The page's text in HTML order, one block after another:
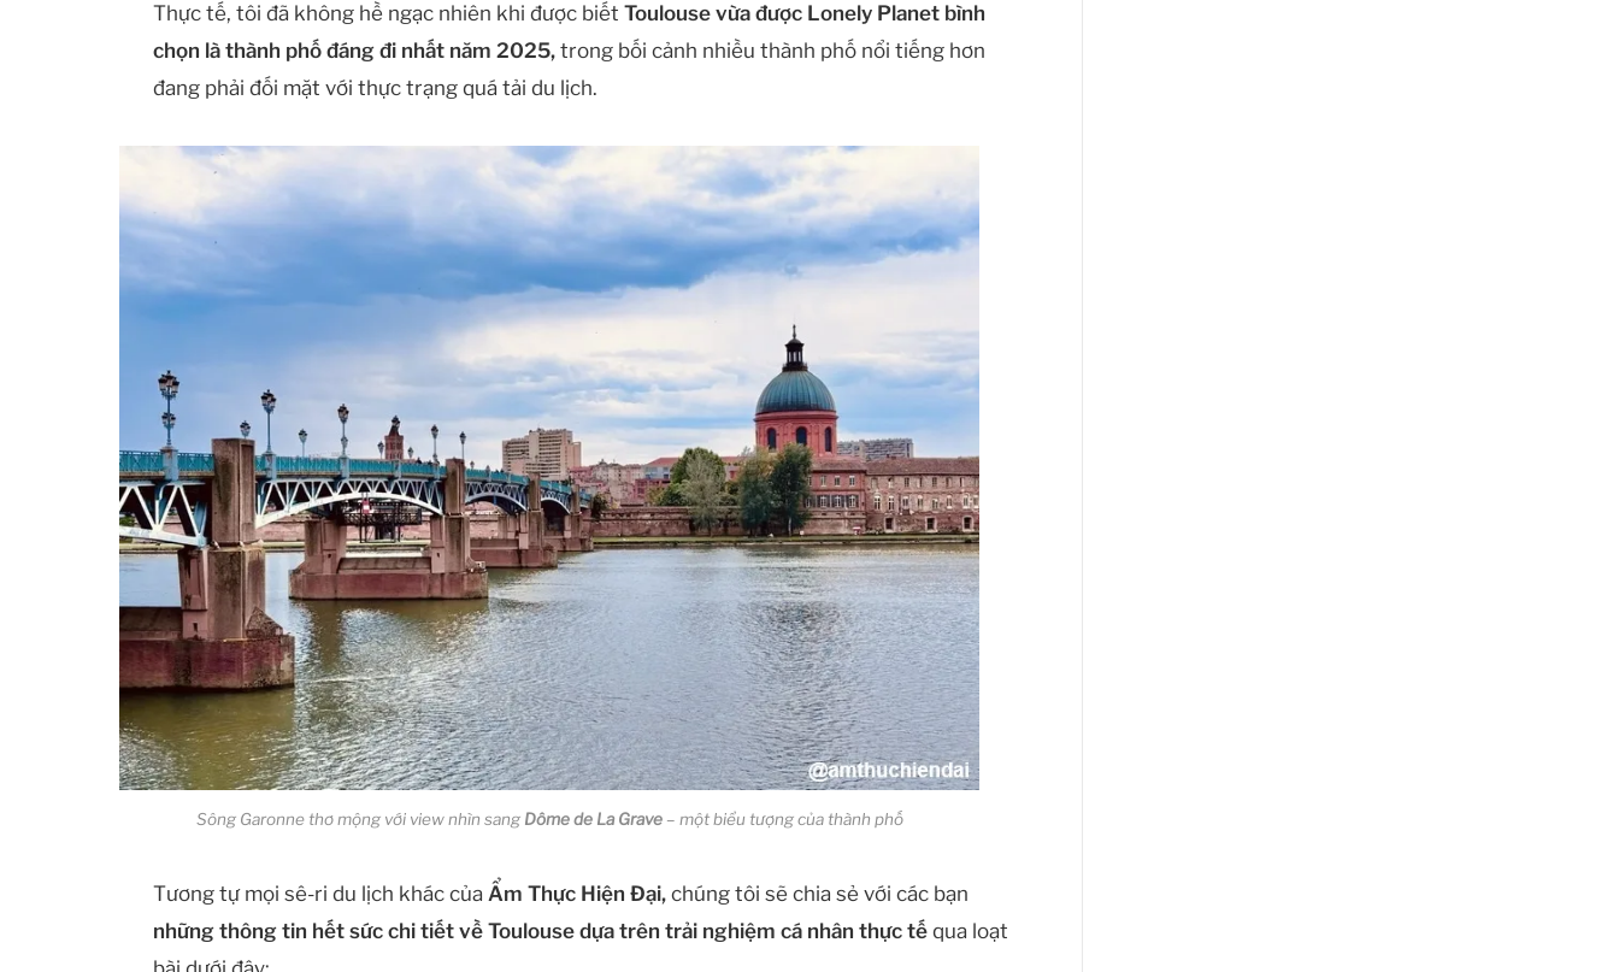
Thực tế, tôi đã không hề ngạc nhiên khi được biếtToulouse vừa được Lonely Planet bình
chọn là thành phố đáng đi nhất năm 2025,trong bối cảnh nhiều thành phố nổi tiếng hơn
đang phải đối mặt với thực trạng quá tải du lịch.
Sông Garonne thơ mộng với view nhìn sang Dôme de La Grave– một biểu tượng của thành phố
Tương tự mọi sê-ri du lịch khác của Ẩm Thực Hiện Đại, chúng tôi sẽ chia sẻ với các bạn
những thông tin hết sức chi tiết về Toulouse dựa trên trải nghiệm cá nhân thực tế qua loạt